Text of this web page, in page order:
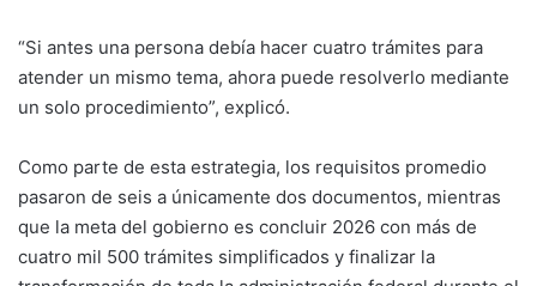
“Si antes una persona debía hacer cuatro trámites para
atender un mismo tema, ahora puede resolverlo mediante
un solo procedimiento”, explicó.
Como parte de esta estrategia, los requisitos promedio
pasaron de seis a únicamente dos documentos, mientras
que la meta del gobierno es concluir 2026 con más de
cuatro mil 500 trámites simplificados y finalizar la